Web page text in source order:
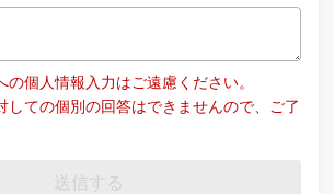
個人情報入力はご遠慮ください。
しての個別の回答はできませんので、ご了
送信する